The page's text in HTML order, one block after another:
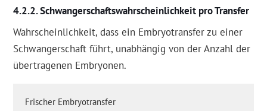
Schwangerschaftswahrscheinlichkeit pro Transfer
Wahrscheinlichkeit, dass ein Embryotransfer zu einer
Schwangerschaft führt, unabhängig von der Anzahl der
übertragenen Embryonen.
Frischer Embryotransfer